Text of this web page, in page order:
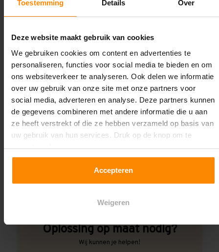
Toestemming Details Over
Deze website maakt gebruik van cookies
We gebruiken cookies om content en advertenties te
personaliseren, functies voor social media te bieden en om
ons websiteverkeer te analyseren. Ook delen we informatie
over uw gebruik van onze site met onze partners voor
social media, adverteren en analyse. Deze partners kunnen
de gegevens combineren met andere informatie die u aan
ze heeft verstrekt of die ze hebben verzameld op basis van
uw gebruik van hun services. Druk op de knop om te
accepteren!
Accepteren
Weigeren
Liggerlengte:
3.600 mm
Aantal niveaus:
5
Kleur staanders:
Blauw
3.500 kg (875 kg per pallet)
Oplossing op maat nodig?
Wij kunnen je helpen!